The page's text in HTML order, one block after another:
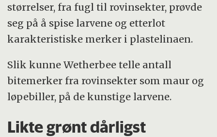
størrelser, fra fugl til rovinsekter, prøvde
seg på å spise larvene og etterlot
karakteristiske merker i plastelinaen.
Slik kunne Wetherbee telle antall
bitemerker fra rovinsekter som maur og
løpebiller, på de kunstige larvene.
Likte grønt dårligst